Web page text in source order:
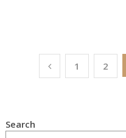
1 2
Search